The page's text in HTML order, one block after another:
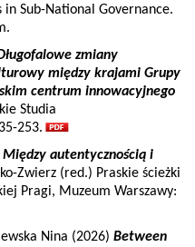
Sub-National Governance.
zmiany
między krajami Grupy
centrum innowacyjnego
Studia
253.
Między autentycznością i
Zwierz (red.) Praskie ścieżki
Pragi, Muzeum Warszawy:
Nina (2026) Between